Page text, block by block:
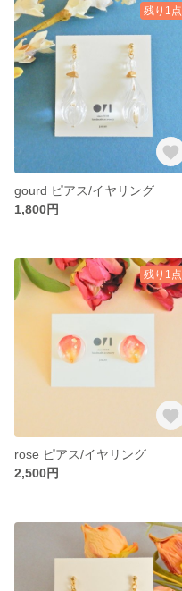
残り1点
gourd ピアス/イヤリング
1,800円
残り1点
rose ピアス/イヤリング
2,500円